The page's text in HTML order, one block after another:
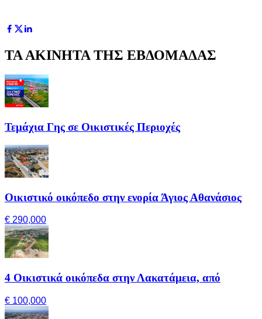
ΤΑ ΑΚΙΝΗΤΑ ΤΗΣ ΕΒΔΟΜΑΔΑΣ
Τεμάχια Γης σε Οικιστικές Περιοχές
Οικιστικό οικόπεδο στην ενορία Άγιος Αθανάσιος
€ 290,000
4 Οικιστικά οικόπεδα στην Λακατάμεια, από
€ 100,000